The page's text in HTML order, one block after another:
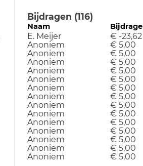
Bijdragen (116)
Naam Bijdrage
E. Meijer € -23,62
Anoniem
€ 5,00
Anoniem
€ 5,00
Anoniem
€ 5,00
Anoniem
€ 5,00
Anoniem
€ 5,00
Anoniem
€ 5,00
Anoniem
€ 5,00
Anoniem
€ 5,00
Anoniem
€ 5,00
Anoniem
€ 5,00
Anoniem
€ 5,00
Anoniem
€ 5,00
Anoniem
€ 5,00
Anoniem
€ 5,00